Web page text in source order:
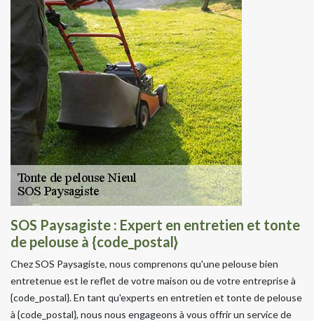
SOS Paysagiste : Expert en entretien et tonte
de pelouse à {code_postal}
Chez SOS Paysagiste, nous comprenons qu'une pelouse bien
entretenue est le reflet de votre maison ou de votre entreprise à
{code_postal}. En tant qu'experts en entretien et tonte de pelouse
à {code_postal}, nous nous engageons à vous offrir un service de